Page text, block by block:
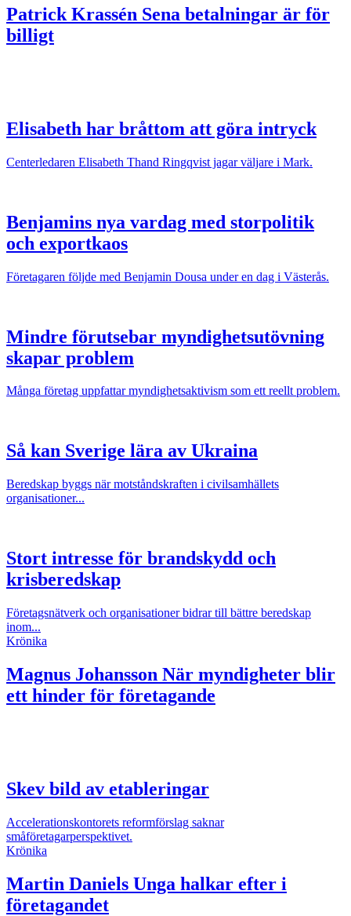
Patrick Krassén Sena betalningar är för
billigt
Elisabeth har bråttom att göra intryck
Centerledaren Elisabeth Thand Ringqvist jagar väljare i Mark.
Benjamins nya vardag med storpolitik
och exportkaos
Företagaren följde med Benjamin Dousa under en dag i Västerås.
Mindre förutsebar myndighetsutövning
skapar problem
Många företag uppfattar myndighetsaktivism som ett reellt problem.
Så kan Sverige lära av Ukraina
Beredskap byggs när motståndskraften i civilsamhällets
organisationer...
Stort intresse för brandskydd och
krisberedskap
Företagsnätverk och organisationer bidrar till bättre beredskap
inom...
Krönika
Magnus Johansson När myndigheter blir
ett hinder för företagande
Skev bild av etableringar
Accelerationskontorets reformförslag saknar
småföretagarperspektivet.
Krönika
Martin Daniels Unga halkar efter i
företagandet